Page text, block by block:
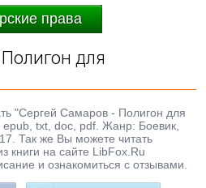
права
для
"Сергей Самаров - Полигон для
txt, doc, pdf. Жанр: Боевик,
Так же Вы можете читать
книги на сайте LibFox.Ru
и ознакомиться с отзывами.